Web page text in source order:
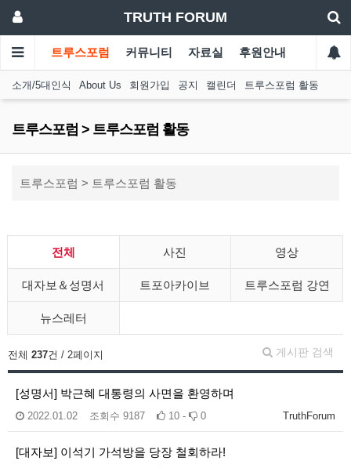
TRUTH FORUM
트루스포럼 커뮤니티 자료실 후원안내
소개/5대인식 About Us 회원가입 공지 캘린더 트루스포럼 활동
트루스포럼 > 트루스포럼 활동
트루스포럼 > 트루스포럼 활동
전체 사진 영상
대자보＆성명서 트포아카이브 트루스포럼 강연
뉴스레터
게시판 검색
전체 237건 / 2페이지
[성명서] 박근혜 대통령의 사면을 환영하며
TruthForum
2022.01.02 조회수 9187 10 - 0
[대자보] 이석기 가석방을 당장 철회하라!